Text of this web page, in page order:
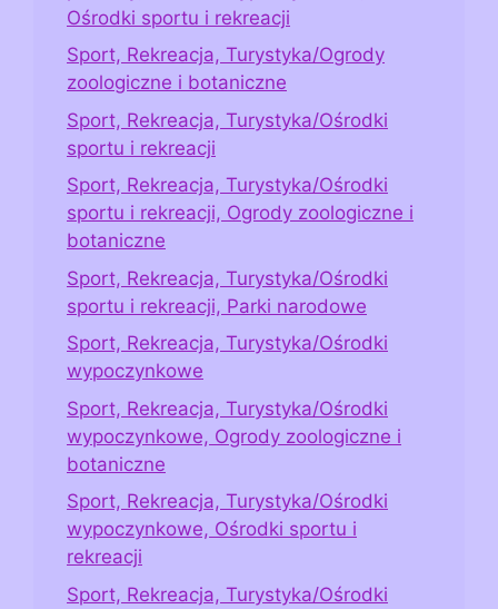
Ośrodki sportu i rekreacji
Sport, Rekreacja, Turystyka/Ogrody
zoologiczne i botaniczne
Sport, Rekreacja, Turystyka/Ośrodki
sportu i rekreacji
Sport, Rekreacja, Turystyka/Ośrodki
sportu i rekreacji, Ogrody zoologiczne i
botaniczne
Sport, Rekreacja, Turystyka/Ośrodki
sportu i rekreacji, Parki narodowe
Sport, Rekreacja, Turystyka/Ośrodki
wypoczynkowe
Sport, Rekreacja, Turystyka/Ośrodki
wypoczynkowe, Ogrody zoologiczne i
botaniczne
Sport, Rekreacja, Turystyka/Ośrodki
wypoczynkowe, Ośrodki sportu i
rekreacji
Sport, Rekreacja, Turystyka/Ośrodki